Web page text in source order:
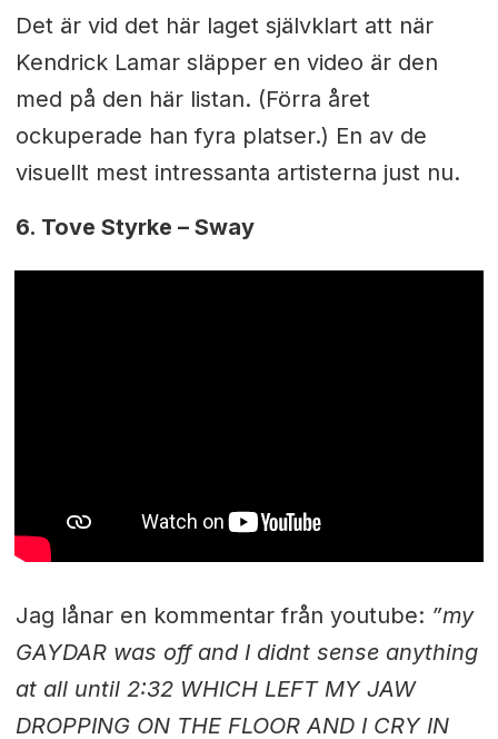
Det är vid det här laget självklart att när
Kendrick Lamar släpper en video är den
med på den här listan. (Förra året
ockuperade han fyra platser.) En av de
visuellt mest intressanta artisterna just nu.
6. Tove Styrke – Sway
Jag lånar en kommentar från youtube: ”my
GAYDAR was off and I didnt sense anything
at all until 2:32WHICH LEFT MY JAW
DROPPING ON THE FLOOR AND I CRY IN